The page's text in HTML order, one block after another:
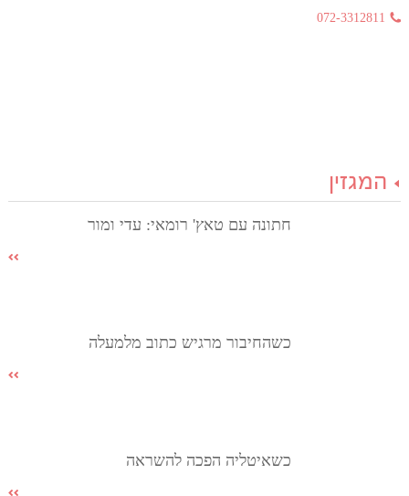
072-3312811
המגזין
חתונה עם טאץ' רומאי: עדי ומור
כשהחיבור מרגיש כתוב מלמעלה
כשאיטליה הפכה להשראה